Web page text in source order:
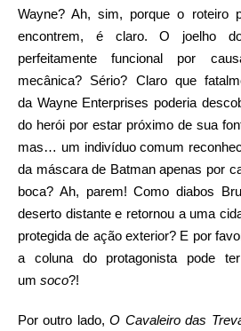
Wayne? Ah, sim, porque o roteiro
encontrem, é claro. O joelho
perfeitamente funcional por
mecânica? Sério? Claro que
da Wayne Enterprises poderia
do herói por estar próximo de sua
mas… um indivíduo comum
da máscara de Batman apenas por
boca? Ah, parem! Como diabos
deserto distante e retornou a uma
protegida de ação exterior? E por
a coluna do protagonista pode
um soco?!
Por outro lado,O Cavaleiro das